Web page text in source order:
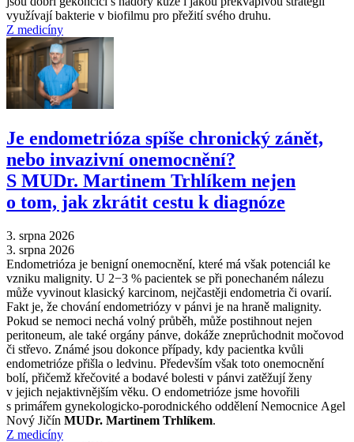
využívají bakterie v biofilmu pro přežití svého druhu.
Z medicíny
Je endometrióza spíše chronický zánět,
nebo invazivní onemocnění?
S MUDr. Martinem Trhlíkem nejen
o tom, jak zkrátit cestu k diagnóze
3. srpna 2026
3. srpna 2026
Endometrióza je benigní onemocnění, které má však potenciál ke
vzniku malignity. U 2−3 % pacientek se při ponechaném nálezu
může vyvinout klasický karcinom, nejčastěji endometria či ovarií.
Fakt je, že chování endometriózy v pánvi je na hraně malignity.
Pokud se nemoci nechá volný průběh, může postihnout nejen
peritoneum, ale také orgány pánve, dokáže zneprůchodnit močovod
či střevo. Známé jsou dokonce případy, kdy pacientka kvůli
endometrióze přišla o ledvinu. Především však toto onemocnění
bolí, přičemž křečovité a bodavé bolesti v pánvi zatěžují ženy
v jejich nejaktivnějším věku. O endometrióze jsme hovořili
s primářem gynekologicko-porodnického oddělení Nemocnice Agel
Nový Jičín MUDr. Martinem Trhlíkem.
Z medicíny